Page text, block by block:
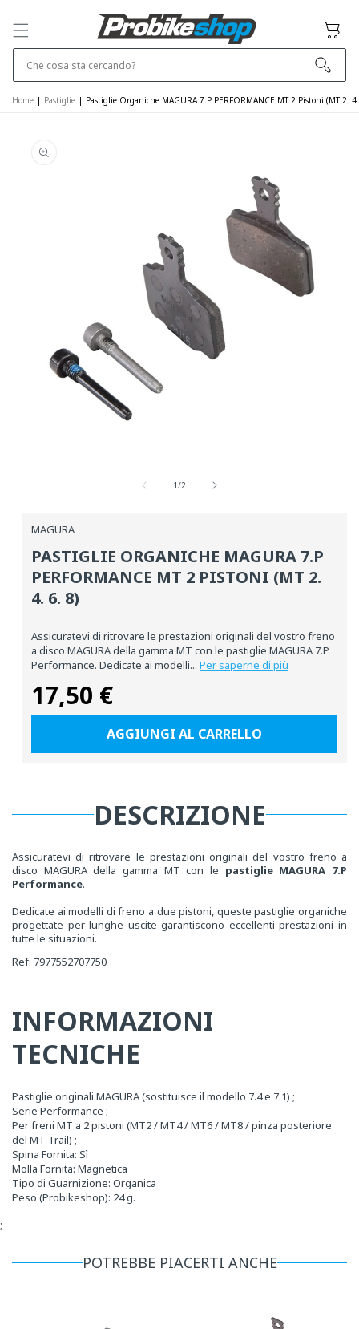
CONTENUTO
Che cosa sta cercando?
Cestino
Home | Pastiglie | Pastiglie Organiche MAGURA 7.P PERFORMANCE MT 2 Pistoni (MT 2.
PRODOTTO
modale
1/su2
MAGURA
PASTIGLIE ORGANICHE MAGURA 7.P
PERFORMANCE MT 2 PISTONI (MT 2.
4. 6. 8)
Assicuratevi di ritrovare le prestazioni originali del vostro freno
a disco MAGURA della gamma MT con le pastiglie MAGURA 7.P
Performance. Dedicate ai modelli... Per saperne di più
Prezzo
normale
17,50 €
AGGIUNGI AL CARRELLO
DESCRIZIONE
Assicuratevi di ritrovare le prestazioni originali del vostro freno a
disco MAGURA della gamma MT con le pastiglie MAGURA 7.P
Performance.
Dedicate ai modelli di freno a due pistoni, queste pastiglie organiche
progettate per lunghe uscite garantiscono eccellenti prestazioni in
tutte le situazioni.
Ref: 7977552707750
INFORMAZIONI
TECNICHE
Pastiglie originali MAGURA (sostituisce il modello 7.4 e 7.1) ;
Serie Performance ;
Per freni MT a 2 pistoni (MT2 / MT4 / MT6 / MT8 / pinza posteriore
del MT Trail) ;
Spina Fornita: Sì
Molla Fornita: Magnetica
Tipo di Guarnizione: Organica
Peso (Probikeshop): 24 g.
;
POTREBBE PIACERTI ANCHE